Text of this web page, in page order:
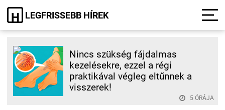
H LEGFRISSEBB HÍREK
Nincs szükség fájdalmas
kezelésekre, ezzel a régi
praktikával végleg eltűnnek a
visszerek!
5 ÓRÁJA